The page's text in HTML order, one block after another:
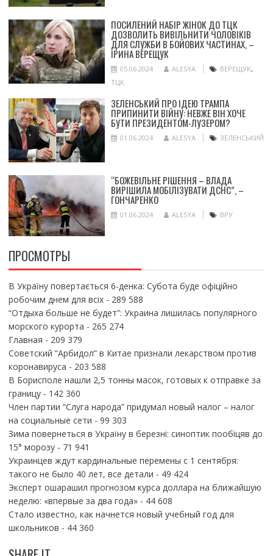
ПОСИЛЕНИЙ НАБІР ЖІНОК ДО ТЦК
ДОЗВОЛИТЬ ВИВІЛЬНИТИ ЧОЛОВІКІВ
ДЛЯ СЛУЖБИ В БОЙОВИХ ЧАСТИНАХ, –
ІРИНА ВЕРЕЩУК
05.06.2024 ALESYA ВЕРЕЩУК,
ТЦК
ЗЕЛЕНСЬКИЙ ПРО ІДЕЮ ТРАМПА
ПРИПИНИТИ ВІЙНУ: НЕВЖЕ ВІН ХОЧЕ
БУТИ ПРЕЗИДЕНТОМ-ЛУЗЕРОМ?
01.06.2024 ALESYA ЗЕЛЕНСЬКИЙ
“БОЖЕВІЛЬНЕ РІШЕННЯ – ВЛАДА
ВИРІШИЛА МОБІЛІЗУВАТИ ДСНС”, –
ГОНЧАРЕНКО
01.06.2024 ALESYA ВРУ
ПРОСМОТРЫ
В Україну повертається 6-денка: Субота буде офіційно
робочим днем для всіх- 289 588
“Отдыха больше не будет”: Украина лишилась популярного
морского курорта - 265 274
Главная - 209 379
Советский “Арбидол” в Китае признали лекарством против
коронавируса - 203 588
В Борисполе нашли 2,5 тонны масок, готовых к отправке за
границу- 142 360
Член партии “Слуга народа” придумал новый налог – налог
на социальные сети - 99 303
Зима повернеться в Україну в березні: синоптик пообіцяв до
15° морозу- 71 941
Украинцев ждут кардинальные перемены с 1 сентября:
такого не было 40 лет, все детали - 49 424
Эксперт ошарашил прогнозом курса доллара на ближайшую
неделю: «впервые за два года»- 44 608
Стало известно, как начнется новый учебный год для
школьников - 44 360